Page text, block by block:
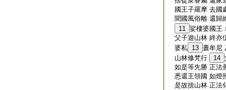
國王子羅摩 去國
聞國風俗離 還歸
11 娑樓婆國王
父子遊山林 終亦
婆私 13 晝牟尼
山林修梵行
14
如是等先勝 正法
悉還王領國 如燈
是故捨山林 正法